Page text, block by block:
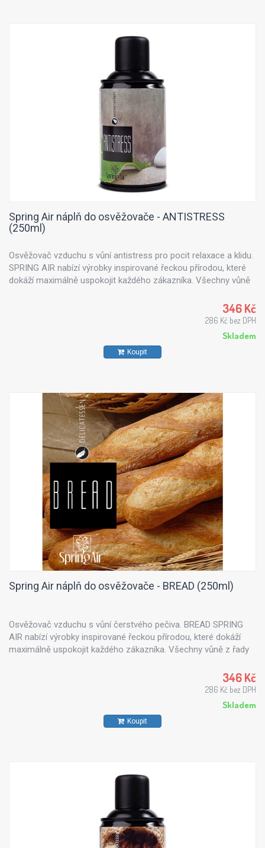
Spring Air náplň do osvěžovače - ANTISTRESS
(250ml)
Osvěžovač vzduchu s vůní antistress pro pocit relaxace a klidu.
SPRING AIR nabízí výrobky inspirované řeckou přírodou, které
dokáží maximálně uspokojit každého zákazníka. Všechny vůně
346 Kč
286 Kč bez DPH
Skladem
Koupit
Spring Air náplň do osvěžovače - BREAD (250ml)
Osvěžovač vzduchu s vůní čerstvého pečiva. BREAD SPRING
AIR nabízí výrobky inspirované řeckou přírodou, které dokáží
maximálně uspokojit každého zákazníka. Všechny vůně z řady
346 Kč
286 Kč bez DPH
Skladem
Koupit